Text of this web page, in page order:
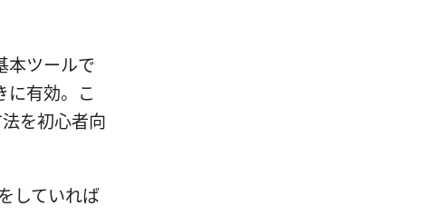
本ツールで
に有効。こ
を初心者向
していれば